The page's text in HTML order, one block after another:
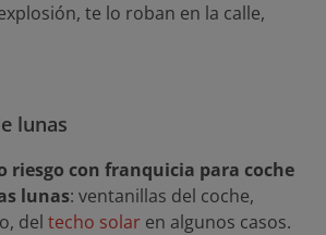
te lo roban en la calle,
lunas
riesgo con franquicia para coche
lunas: ventanillas del coche,
del techo solar en algunos casos.